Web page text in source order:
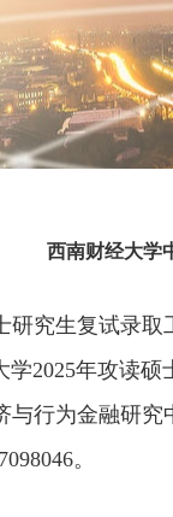
西南财经大学
研究生复试录
2025年攻读
与行为金融研究
。